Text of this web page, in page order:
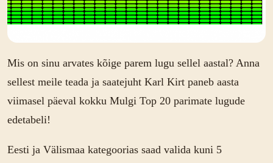
Mis on sinu arvates kõige parem lugu sellel aastal? Anna
sellest meile teada ja saatejuht Karl Kirt paneb aasta
viimasel päeval kokku Mulgi Top 20 parimate lugude
edetabeli!
Eesti ja Välismaa kategoorias saad valida kuni 5